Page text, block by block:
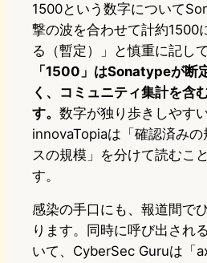
1500という数字について
撃の波を合わせて計約1500
る（暫定）」と慎重に記し
「1500」はSonatypeが断
く、コミュニティ集計を含
す。 数字が独り歩きしやす
innovaTopiaは「確認済み
スの規模」を分けて読むこ
す。
感染の手口にも、報道間で
ります。同時に呼び出され
いて、CyberSec Guruは「